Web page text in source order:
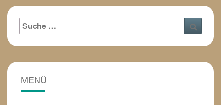
Suche
nach:
MENÜ